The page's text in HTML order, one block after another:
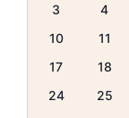
3
4
10
11
17
18
24
25